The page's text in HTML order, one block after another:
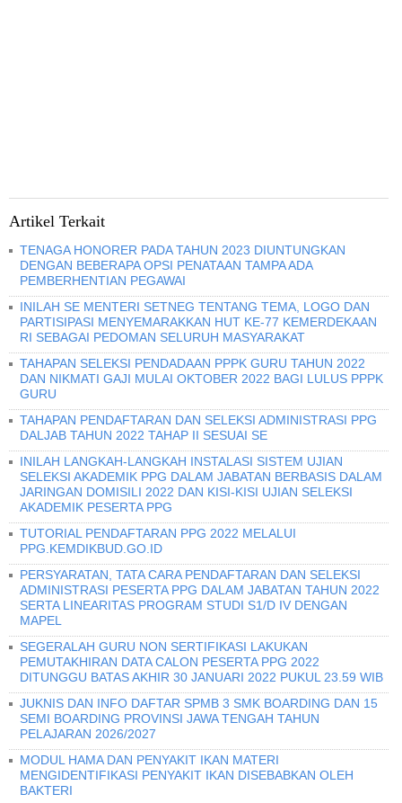
Artikel Terkait
TENAGA HONORER PADA TAHUN 2023 DIUNTUNGKAN
DENGAN BEBERAPA OPSI PENATAAN TAMPA ADA
PEMBERHENTIAN PEGAWAI
INILAH SE MENTERI SETNEG TENTANG TEMA, LOGO DAN
PARTISIPASI MENYEMARAKKAN HUT KE-77 KEMERDEKAAN
RI SEBAGAI PEDOMAN SELURUH MASYARAKAT
TAHAPAN SELEKSI PENDADAAN PPPK GURU TAHUN 2022
DAN NIKMATI GAJI MULAI OKTOBER 2022 BAGI LULUS PPPK
GURU
TAHAPAN PENDAFTARAN DAN SELEKSI ADMINISTRASI PPG
DALJAB TAHUN 2022 TAHAP II SESUAI SE
INILAH LANGKAH-LANGKAH INSTALASI SISTEM UJIAN
SELEKSI AKADEMIK PPG DALAM JABATAN BERBASIS DALAM
JARINGAN DOMISILI 2022 DAN KISI-KISI UJIAN SELEKSI
AKADEMIK PESERTA PPG
TUTORIAL PENDAFTARAN PPG 2022 MELALUI
PPG.KEMDIKBUD.GO.ID
PERSYARATAN, TATA CARA PENDAFTARAN DAN SELEKSI
ADMINISTRASI PESERTA PPG DALAM JABATAN TAHUN 2022
SERTA LINEARITAS PROGRAM STUDI S1/D IV DENGAN
MAPEL
SEGERALAH GURU NON SERTIFIKASI LAKUKAN
PEMUTAKHIRAN DATA CALON PESERTA PPG 2022
DITUNGGU BATAS AKHIR 30 JANUARI 2022 PUKUL 23.59 WIB
JUKNIS DAN INFO DAFTAR SPMB 3 SMK BOARDING DAN 15
SEMI BOARDING PROVINSI JAWA TENGAH TAHUN
PELAJARAN 2026/2027
MODUL HAMA DAN PENYAKIT IKAN MATERI
MENGIDENTIFIKASI PENYAKIT IKAN DISEBABKAN OLEH
BAKTERI